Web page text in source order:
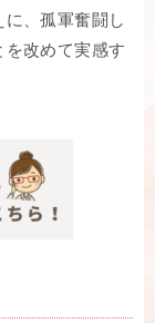
、孤軍奮闘し
改めて実感す